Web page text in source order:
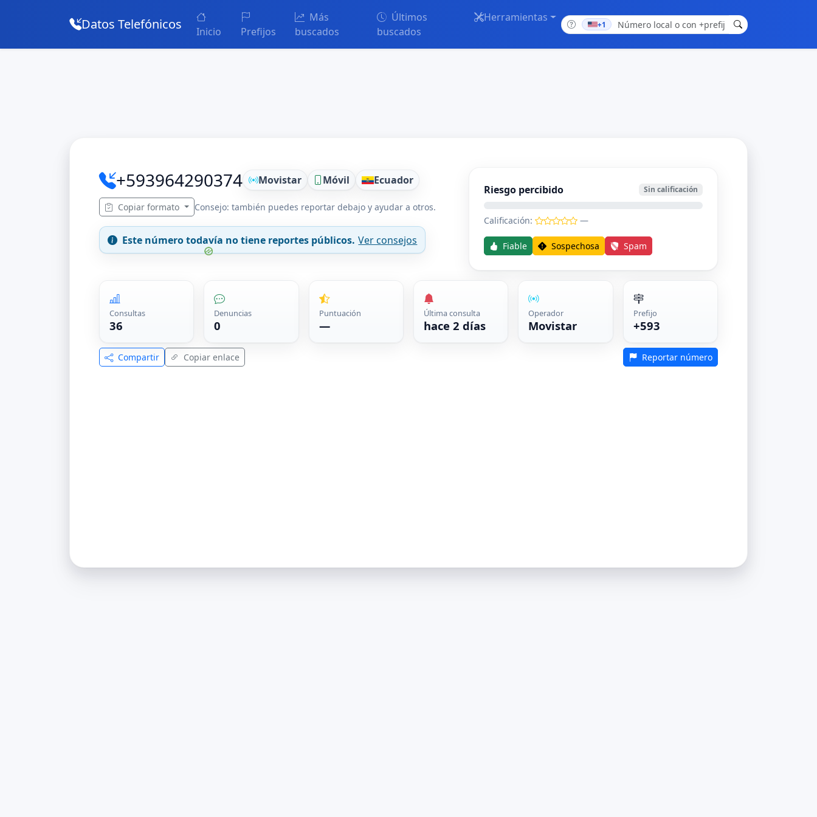
Datos Telefónicos Inicio Prefijos
Más
buscados
Últimos
buscados
Herramientas
+1
+593964290374 Movistar Móvil Ecuador
Copiar formato Consejo: también puedes reportar debajo y ayudar a otros.
Este número todavía no tiene reportes públicos. Ver consejos
Riesgo percibido Sin calificación
Calificación: —
Fiable Sospechosa Spam
Consultas
36
Denuncias
0
Puntuación
—
Última consulta
hace 2 días
Operador
Movistar
Prefijo
+593
Compartir Copiar enlace Reportar número